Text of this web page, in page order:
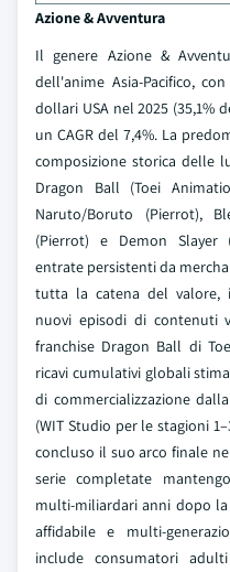
Azione & Avventura
Il genere Azione &
dell'anime Asia-Pacifico,
dollari USA nel 2025 (35,1%
un CAGR del 7,4%. La
composizione storica delle
Dragon Ball (Toei
Naruto/Boruto (Pierrot),
(Pierrot) e Demon Slayer
entrate persistenti da
tutta la catena del valore,
nuovi episodi di contenuti
franchise Dragon Ball di
ricavi cumulativi globali
di commercializzazione
(WIT Studio per le stagioni
concluso il suo arco finale
serie completate
multi-miliardari anni dopo
affidabile e multi-
include consumatori